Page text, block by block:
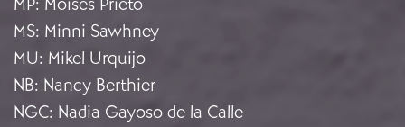
MS: Minni Sawhney
MU: Mikel Urquijo
NB: Nancy Berthier
NGC: Nadia Gayoso de la Calle